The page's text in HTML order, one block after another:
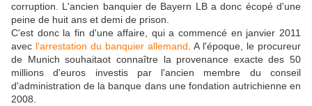
corruption. L'ancien banquier de Bayern LB a donc écopé d'une
peine de huit ans et demi de prison.
C'est donc la fin d'une affaire, qui a commencé en janvier 2011
avec l'arrestation du banquier allemand . A l'époque, le procureur
de Munich souhaitaot connaître la provenance exacte des 50
millions d'euros investis par l'ancien membre du conseil
d'administration de la banque dans une fondation autrichienne en
2008.